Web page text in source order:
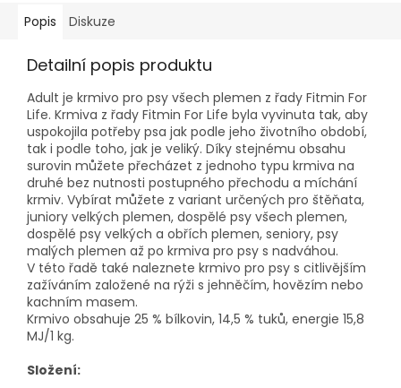
Popis Diskuze
Detailní popis produktu
Adult je krmivo pro psy všech plemen z řady Fitmin For
Life. Krmiva z řady Fitmin For Life byla vyvinuta tak, aby
uspokojila potřeby psa jak podle jeho životního období,
tak i podle toho, jak je veliký. Díky stejnému obsahu
surovin můžete přecházet z jednoho typu krmiva na
druhé bez nutnosti postupného přechodu a míchání
krmiv. Vybírat můžete z variant určených pro štěňata,
juniory velkých plemen, dospělé psy všech plemen,
dospělé psy velkých a obřích plemen, seniory, psy
malých plemen až po krmiva pro psy s nadváhou.
V této řadě také naleznete krmivo pro psy s citlivějším
zažíváním založené na rýži s jehněčím, hovězím nebo
kachním masem.
Krmivo obsahuje 25 % bílkovin, 14,5 % tuků, energie 15,8
MJ/1 kg.
Složení: